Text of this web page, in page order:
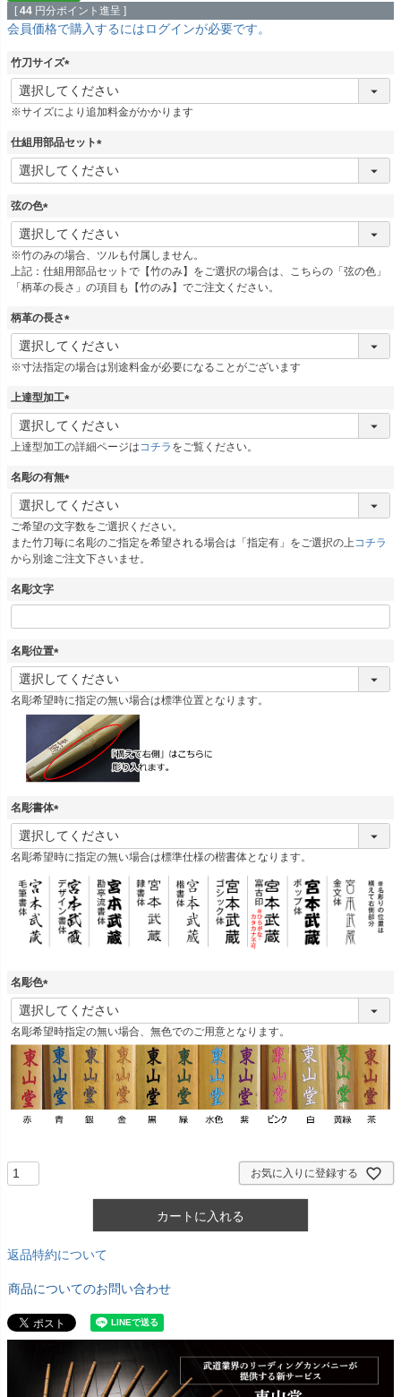
[ 44 円分ポイント進呈 ]
会員価格で購入するにはログインが必要です。
竹刀サイズ
(
必
須
※サイズにより追加料金がかかります
仕組用部品セット
(
必
弦の色
(
必
須
)
※竹のみの場合、ツルも付属しません。
上記：仕組用部品セットで【竹のみ】をご選択の場合は、こちらの「弦の色」
「柄革の長さ」の項目も【竹のみ】でご注文ください。
柄革の長さ
(
必
須
※寸法指定の場合は別途料金が必要になることがございます
上達型加工
(
必
須
上達型加工の詳細ページはコチラ をご覧ください。
名彫の有無
(
必
須
)
ご希望の文字数をご選択ください。
また竹刀毎に名彫のご指定を希望される場合は「指定有」をご選択の上コチラ
から別途ご注文下さいませ。
名彫文字
名彫位置
(
必
須
名彫希望時に指定の無い場合は標準位置となります。
名彫書体
(
必
須
名彫希望時に指定の無い場合は標準仕様の楷書体となります。
名彫色
(
必
須
名彫希望時指定の無い場合、無色でのご用意となります。
お気に入りに登録する
カートに入れる
返品特約について
商品についてのお問い合わせ